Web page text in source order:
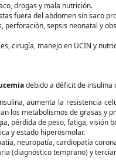
drogas y mala nutrición.
fuera del abdomen sin saco
perforación, sepsis neonatal y
cirugía, manejo en UCIN y
debido a déficit de insulina
aumenta la resistencia
los metabolismos de grasas y
pérdida de peso, fatiga, visión
y estado hiperosmolar.
neuropatía, cardiopatía
(diagnóstico temprano) y